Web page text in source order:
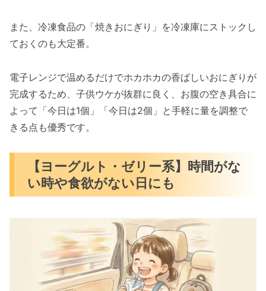
また、冷凍食品の「焼きおにぎり」を冷凍庫にストックし
ておくのも大定番。
電子レンジで温めるだけでホカホカの香ばしいおにぎりが
完成するため、子供ウケが抜群に良く、お腹の空き具合に
よって「今日は1個」「今日は2個」と手軽に量を調整で
きる点も優秀です。
【ヨーグルト・ゼリー系】時間がな
い時や食欲がない日にも